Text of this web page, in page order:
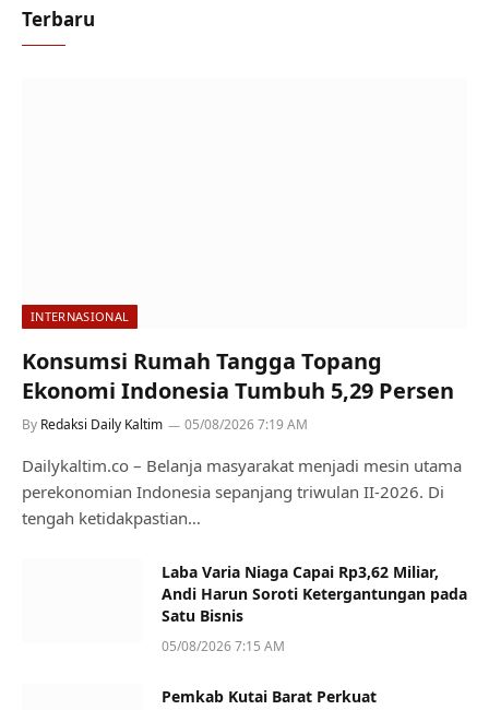
Terbaru
INTERNASIONAL
Konsumsi Rumah Tangga Topang
Ekonomi Indonesia Tumbuh 5,29 Persen
By Redaksi Daily Kaltim 05/08/2026 7:19 AM
Dailykaltim.co – Belanja masyarakat menjadi mesin utama
perekonomian Indonesia sepanjang triwulan II-2026. Di
tengah ketidakpastian…
Laba Varia Niaga Capai Rp3,62 Miliar,
Andi Harun Soroti Ketergantungan pada
Satu Bisnis
05/08/2026 7:15 AM
Pemkab Kutai Barat Perkuat